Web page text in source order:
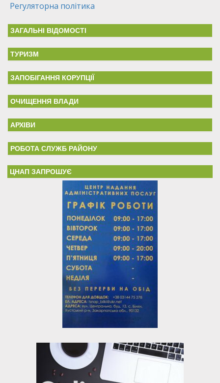
Регуляторна політика
ЗАГАЛЬНІ ВІДОМОСТІ
ТУРИЗМ
ЗАПОБІГАННЯ КОРУПЦІЇ
ОЧИЩЕННЯ ВЛАДИ
АРХІВИ
РОБОТА СЛУЖБ РАЙОНУ
ЦНАП ЗАПРОШУЄ